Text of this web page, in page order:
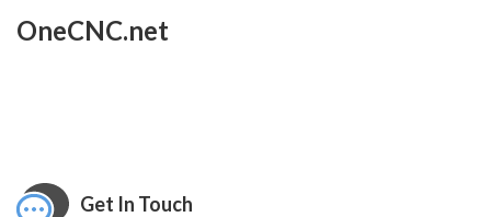
OneCNC.net
Get In Touch